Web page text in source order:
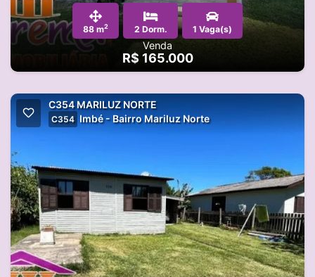
88 m2 2 Dorm. 1 Vaga(s)
Venda
R$ 165.000
C354 MARILUZ NORTE
C354 Imbé - Bairro Mariluz Norte